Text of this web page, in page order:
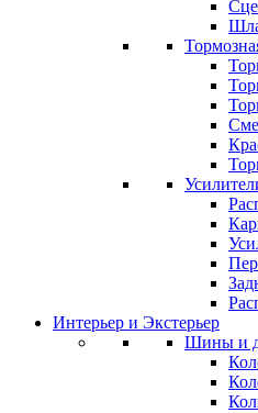
Интерьер и Экстерьер
Шины и